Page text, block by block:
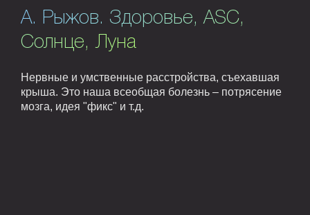
А. Рыжов. Здоровье, ASC,
Солнце, Луна
Нервные и умственные расстройства, съехавшая
крыша. Это наша всеобщая болезнь – потрясение
мозга, идея "фикс" и т.д.